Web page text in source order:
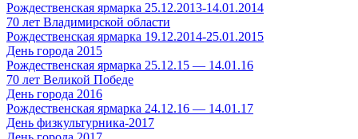
Рождественская ярмарка 25.12.2013-14.01.2014
70 лет Владимирской области
Рождественская ярмарка 19.12.2014-25.01.2015
День города 2015
Рождественская ярмарка 25.12.15 — 14.01.16
70 лет Великой Победе
День города 2016
Рождественская ярмарка 24.12.16 — 14.01.17
День физкультурника-2017